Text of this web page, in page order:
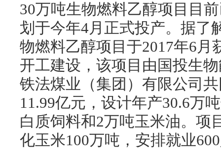
30万吨生物燃料乙醇项目目
划于今年4月正式投产。据了
物燃料乙醇项目于2017年6月
开工建设，该项目由国投生
铁法煤业（集团）有限公司
11.99亿元，设计年产30.6万
白质饲料和2万吨玉米油。项
化玉米100万吨，安排就业